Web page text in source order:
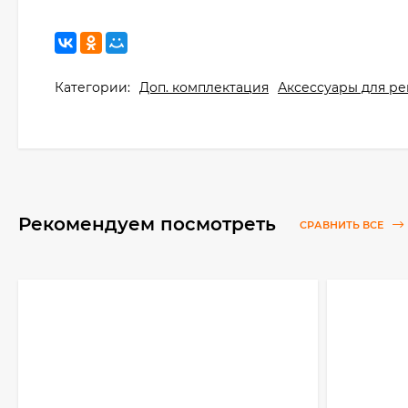
Категории: Доп. комплектация Аксессуары для
Рекомендуем посмотреть СРАВНИТЬ ВСЕ